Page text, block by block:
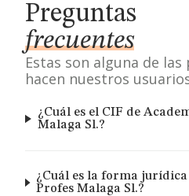
Preguntas
frecuentes
Estas son alguna de
hacen nuestros
¿Cuál es el CIF de
Malaga Sl.?
¿Cuál es la forma
Profes Malaga Sl.?